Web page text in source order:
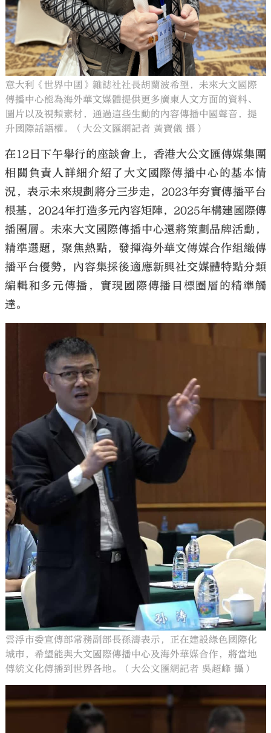
意大利《世界中國》雜誌社社長胡蘭波希望，未來大文國際
傳播中心能為海外華文媒體提供更多廣東人文方面的資料、
圖片以及視頻素材，通過這些生動的內容傳播中國聲音，提
升國際話語權。（大公文匯網記者 黃寶儀 攝）
在12日下午舉行的座談會上，香港大公文匯傳媒集團
相關負責人詳細介紹了大文國際傳播中心的基本情
況，表示未來規劃將分三步走，2023年夯實傳播平台
根基，2024年打造多元內容矩陣，2025年構建國際傳
播圈層。未來大文國際傳播中心還將策劃品牌活動，
精準選題，聚焦熱點，發揮海外華文傳媒合作組織傳
播平台優勢，內容集採後適應新興社交媒體特點分類
編輯和多元傳播，實現國際傳播目標圈層的精準觸
達。
雲浮市委宣傳部常務副部長孫濤表示，正在建設綠色國際化
城市，希望能與大文國際傳播中心及海外華媒合作，將當地
傳統文化傳播到世界各地。（大公文匯網記者 吳超峰 攝）